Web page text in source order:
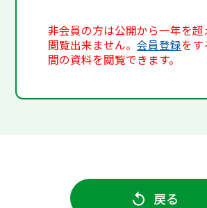
非会員の方は公開から一年を超
閲覧出来ません。会員登録をす
間の資料を閲覧できます。
戻る